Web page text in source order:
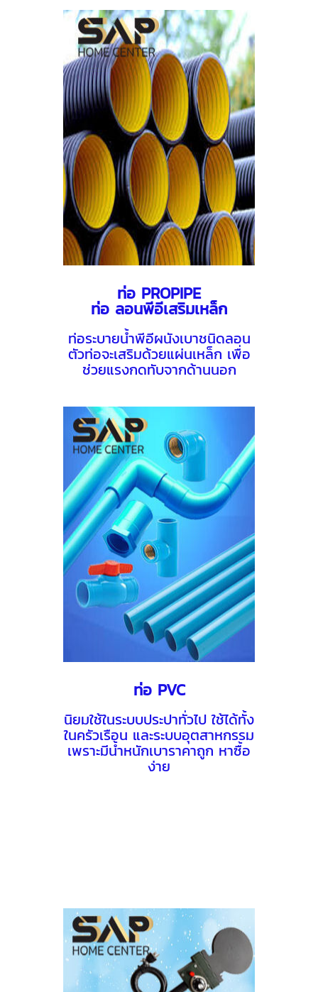
ท่อ PROPIPE
ท่อ ลอนพีอีเสริมเหล็ก
ท่อระบายนํ้าพีอีผนังเบาชนิดลอน
ตัวท่อจะเสริมด้วยแผ่นเหล็ก เพื่อ
ช่วยแรงกดทับจากด้านนอก
ท่อ PVC
นิยมใช้ในระบบประปาทั่วไป ใช้ได้ทั้ง
ในครัวเรือน และระบบอุตสาหกรรม
เพราะมีนํ้าหนักเบาราคาถูก หาซื้อ
ง่าย